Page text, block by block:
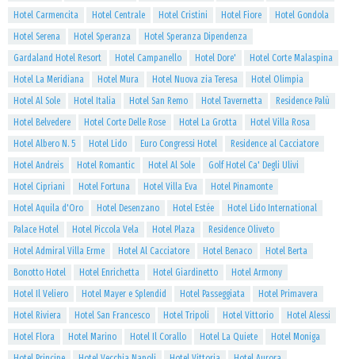
Hotel Carmencita Hotel Centrale Hotel Cristini Hotel Fiore
Hotel Gondola
Hotel Serena
Hotel Speranza
Hotel Speranza Dipendenza
Gardaland Hotel Resort
Hotel Campanello Hotel Dore'
Hotel Corte Malaspina
Hotel La Meridiana
Hotel Mura Hotel Nuova zia Teresa
Hotel Olimpia
Hotel Al Sole
Hotel Italia Hotel San Remo Hotel Tavernetta
Residence Palù
Hotel Belvedere
Hotel Corte Delle Rose Hotel La Grotta
Hotel Villa Rosa
Hotel Albero N. 5
Hotel Lido Euro Congressi Hotel
Residence al Cacciatore
Hotel Andreis
Hotel Romantic Hotel Al Sole
Golf Hotel Ca' Degli Ulivi
Hotel Cipriani
Hotel Fortuna Hotel Villa Eva
Hotel Pinamonte
Hotel Aquila d'Oro
Hotel Desenzano Hotel Estée
Hotel Lido International
Palace Hotel
Hotel Piccola Vela Hotel Plaza
Residence Oliveto
Hotel Admiral Villa Erme
Hotel Al Cacciatore Hotel Benaco
Hotel Berta
Bonotto Hotel
Hotel Enrichetta Hotel Giardinetto
Hotel Armony
Hotel Il Veliero
Hotel Mayer e Splendid Hotel Passeggiata
Hotel Primavera
Hotel Riviera
Hotel San Francesco Hotel Tripoli Hotel Vittorio
Hotel Alessi
Hotel Flora
Hotel Marino Hotel Il Corallo Hotel La Quiete
Hotel Moniga